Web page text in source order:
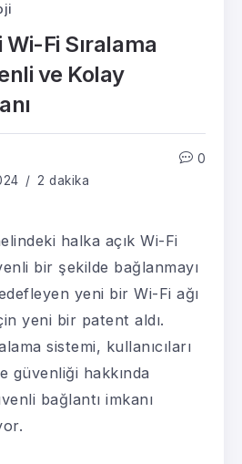
Wi-Fi Sıralama
ve Kolay
2 dakika
0
halka açık Wi-Fi
bir şekilde bağlanmayı
yeni bir Wi-Fi ağı
yeni bir patent aldı.
sistemi, kullanıcıları
güvenliği hakkında
bağlantı imkanı